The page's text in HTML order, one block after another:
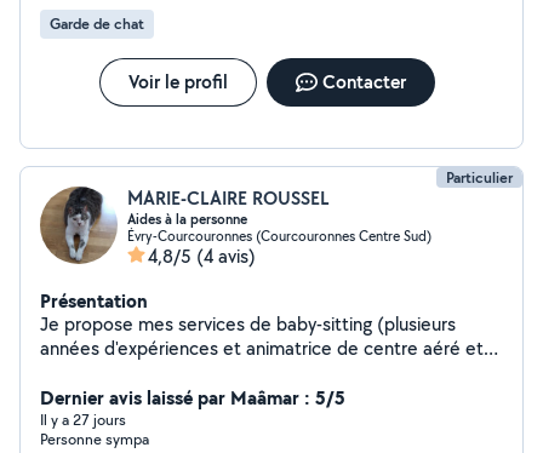
Garde de chat
Voir le profil Contacter
Particulier
MARIE-CLAIRE ROUSSEL
Aides à la personne
Évry-Courcouronnes (Courcouronnes Centre Sud)
4,8/5 (4 avis)
Présentation
Je propose mes services de baby-sitting (plusieurs
années d'expériences et animatrice de centre aéré et
l'entretien du domicile, les courses, l'aide aux repas, etc
...et garde d'animaux à votre domicile (agent animalier 8
ans d'expériences), aide aux démarches administratives,
Dernier avis laissé par Maâmar : 5/5
Il y a 27 jours
Personne sympa